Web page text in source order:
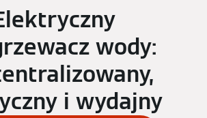
wody:
i wydajny